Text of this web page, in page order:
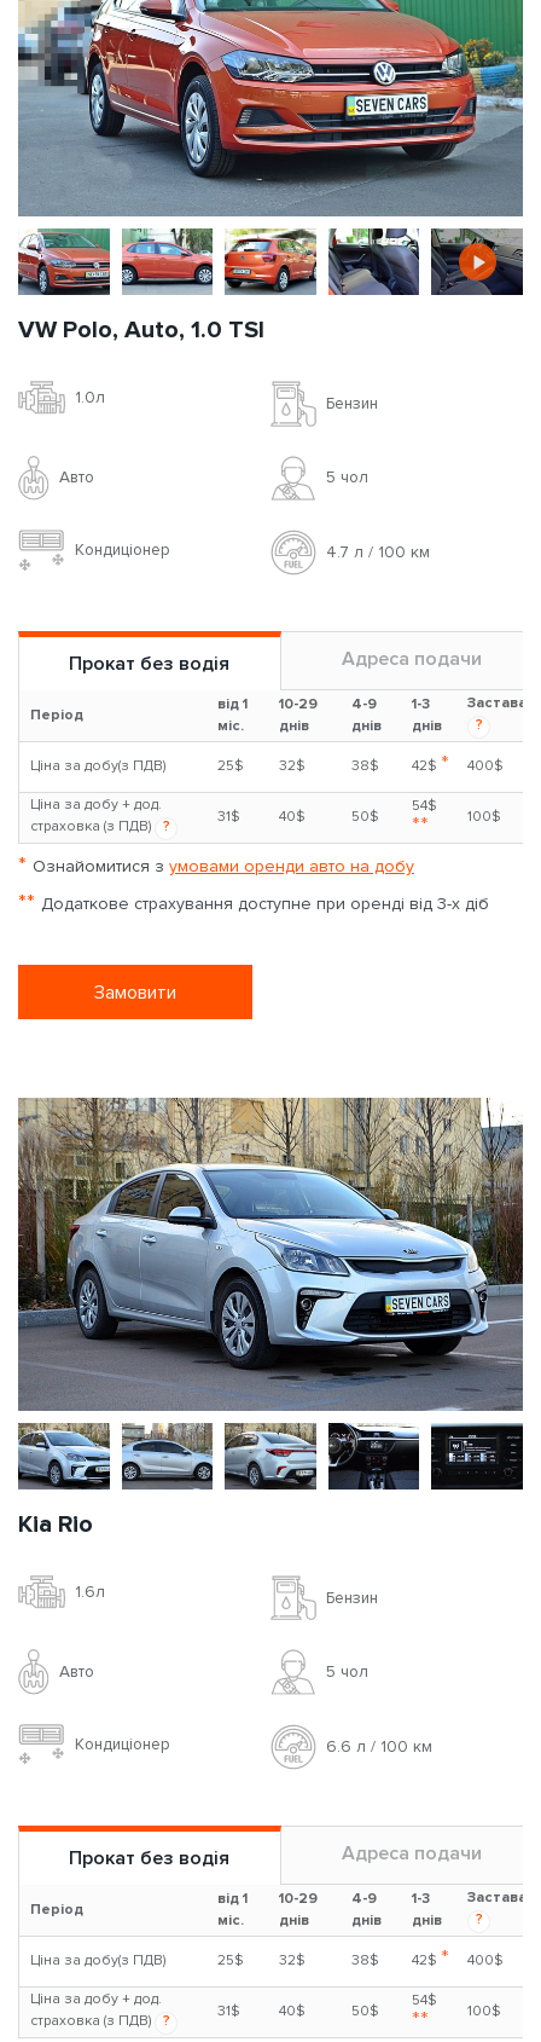
VW Polo, Auto, 1.0 TSI
1.0л Бензин
Авто 5 чoл
Кондиціонер 4.7 л / 100 км
Прокат без водія Адреса подачи
Період
від 1
міс.
10-29
днів
4-9
днів
1-3
днів
Застава
?
Ціна за добу(з ПДВ) 25$ 32$ 38$ 42$ * 400$
Ціна за добу + дод.
страховка (з ПДВ)
?
31$ 40$ 50$
54$
** 100$
* Ознайомитися з умовами оренди авто на добу
** Додаткове страхування доступне при оренді від 3-х діб
Замовити
Kia Rio
1.6л Бензин
Авто 5 чoл
Кондиціонер 6.6 л / 100 км
Прокат без водія Адреса подачи
Період
від 1
міс.
10-29
днів
4-9
днів
1-3
днів
Застава
?
Ціна за добу(з ПДВ) 25$ 32$ 38$ 42$ * 400$
Ціна за добу + дод.
страховка (з ПДВ)
?
31$ 40$ 50$
54$
** 100$